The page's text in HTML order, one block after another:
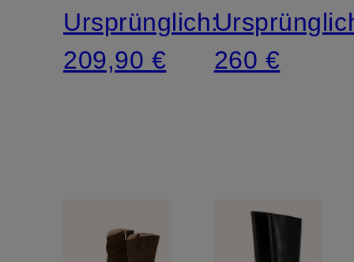
Ursprünglich:
209,90 €
260 €